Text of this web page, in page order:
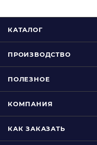
КАТАЛОГ
ПРОИЗВОДСТВО
ПОЛЕЗНОЕ
КОМПАНИЯ
КАК ЗАКАЗАТЬ